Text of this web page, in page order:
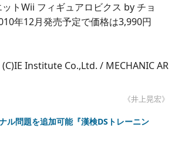
ットWii フィギュアロビクス by チョ
年12月発売予定で価格は3,990円
Institute Co.,Ltd. / MECHANIC AR
《井上晃宏》
ル問題を追加可能『漢検DSトレーニン